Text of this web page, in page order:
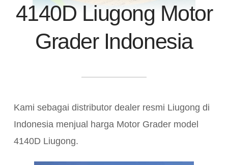
4140D Liugong Motor
Grader Indonesia
Kami sebagai distributor dealer resmi Liugong di
Indonesia menjual harga Motor Grader model
4140D Liugong.